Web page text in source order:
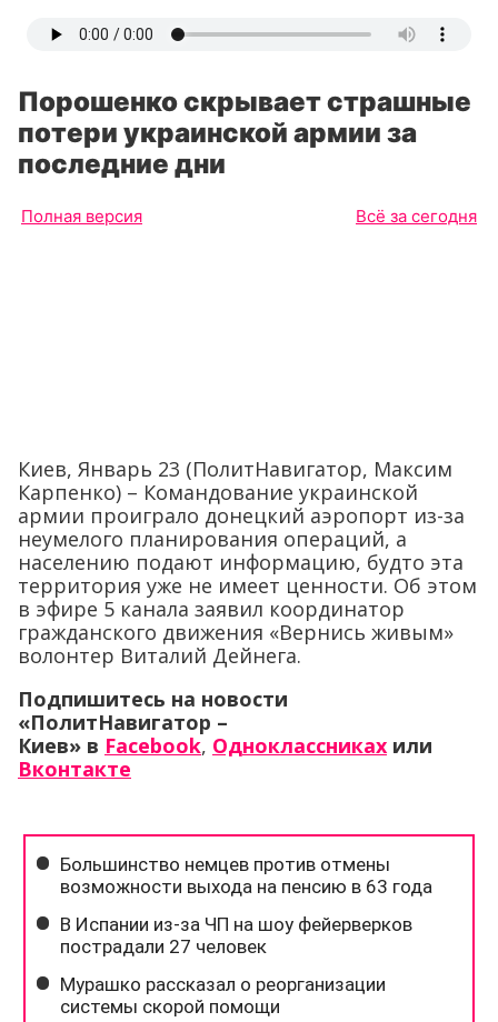
Порошенко скрывает страшные
потери украинской армии за
последние дни
Полная версия Всё за сегодня
Киев, Январь 23 (ПолитНавигатор, Максим
Карпенко) – Командование украинской
армии проиграло донецкий аэропорт из-за
неумелого планирования операций, а
населению подают информацию, будто эта
территория уже не имеет ценности. Об этом
в эфире 5 канала заявил координатор
гражданского движения «Вернись живым»
волонтер Виталий Дейнега.
Подпишитесь на новости
«ПолитНавигатор –
Киев» в Facebook, Одноклассниках или
Вконтакте